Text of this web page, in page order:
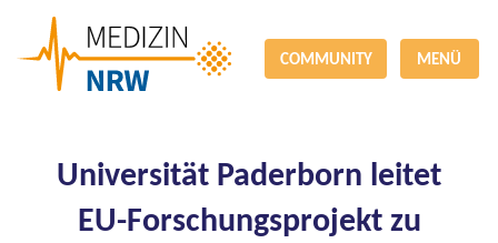
COMMUNITY MENÜ
Universität Paderborn leitet
EU-Forschungsprojekt zu